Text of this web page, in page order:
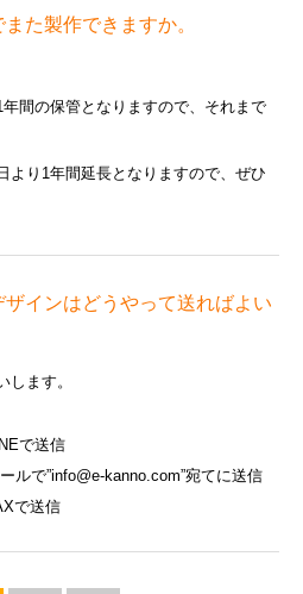
た製作できますか。
間の保管となりますので、それまで
より1年間延長となりますので、ぜひ
インはどうやって送ればよい
ます。
で送信
ルで”info@e-kanno.com”宛てに送信
で送信